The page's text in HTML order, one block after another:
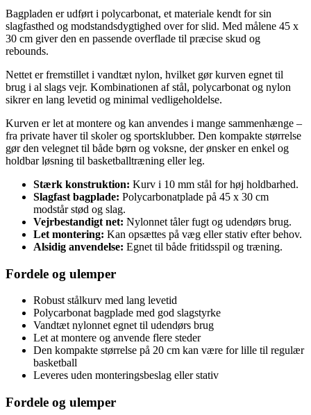
Bagpladen er udført i polycarbonat, et materiale kendt for sin
slagfasthed og modstandsdygtighed over for slid. Med målene 45 x
30 cm giver den en passende overflade til præcise skud og
rebounds.
Nettet er fremstillet i vandtæt nylon, hvilket gør kurven egnet til
brug i al slags vejr. Kombinationen af stål, polycarbonat og nylon
sikrer en lang levetid og minimal vedligeholdelse.
Kurven er let at montere og kan anvendes i mange sammenhænge –
fra private haver til skoler og sportsklubber. Den kompakte størrelse
gør den velegnet til både børn og voksne, der ønsker en enkel og
holdbar løsning til basketballtræning eller leg.
Stærk konstruktion: Kurv i 10 mm stål for høj holdbarhed.
Slagfast bagplade: Polycarbonatplade på 45 x 30 cm
modstår stød og slag.
Vejrbestandigt net: Nylonnet tåler fugt og udendørs brug.
Let montering: Kan opsættes på væg eller stativ efter behov.
Alsidig anvendelse: Egnet til både fritidsspil og træning.
Fordele og ulemper
Robust stålkurv med lang levetid
Polycarbonat bagplade med god slagstyrke
Vandtæt nylonnet egnet til udendørs brug
Let at montere og anvende flere steder
Den kompakte størrelse på 20 cm kan være for lille til regulær
basketball
Leveres uden monteringsbeslag eller stativ
Fordele og ulemper